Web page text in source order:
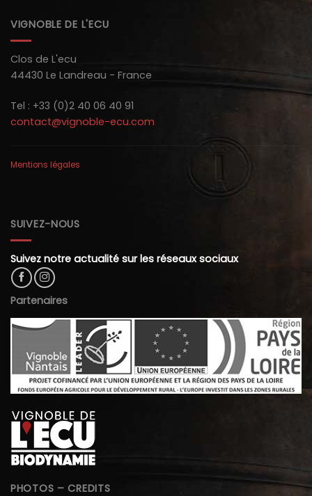
VIGNOBLE DE L'ECU
Clos de L'ecu
44430 Le Landreau - France
Tel : +33 (0)2 40 06 40 91
contact@vignoble-ecu.com
Mentions légales
SUIVEZ-NOUS
Suivez notre actualité sur les réseaux sociaux
Partenaires
PHOTOS – CREDITS